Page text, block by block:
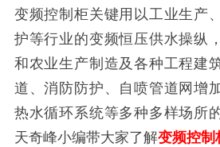
变频控制柜关键用以工业生产
护等行业的变频恒压供水操纵
和农业生产制造及各种工程建
道、消防防护、自喷管道网增
热水循环系统等多种多样场所
天奇峰小编带大家了解变频控制